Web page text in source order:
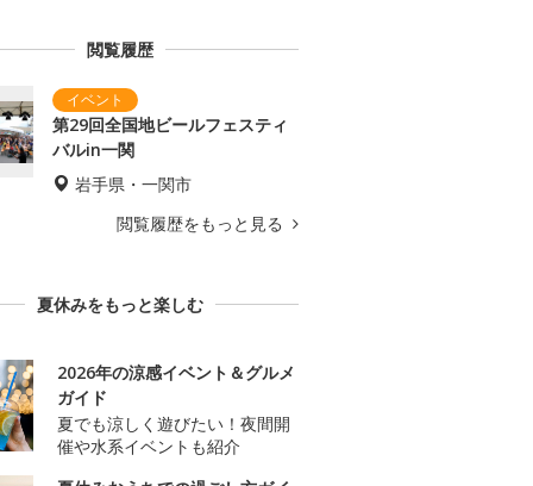
閲覧履歴
第29回全国地ビールフェスティ
バルin一関
岩手県・一関市
閲覧履歴をもっと見る
夏休みをもっと楽しむ
2026年の涼感イベント＆グルメ
ガイド
夏でも涼しく遊びたい！夜間開
催や水系イベントも紹介